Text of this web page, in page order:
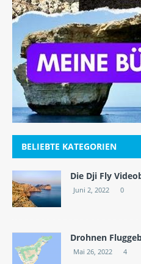
BELIEBTE KATEGORIEN
Die Dji Fly
Juni 2, 2022 0
Drohnen
Mai 26, 2022 4